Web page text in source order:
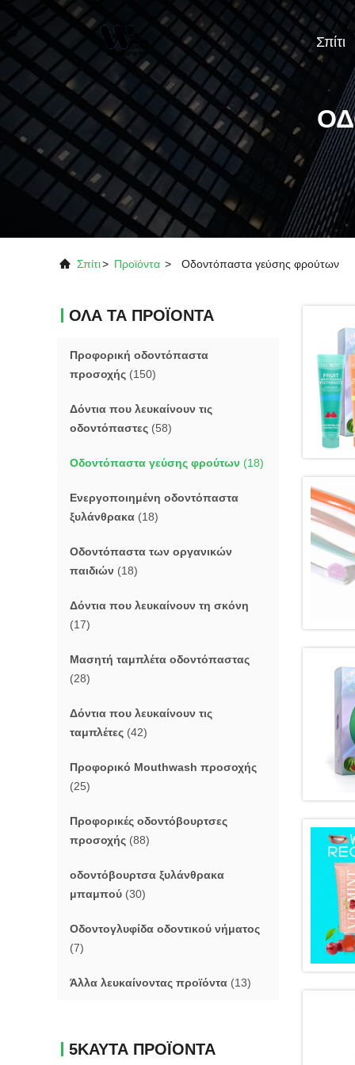
Σπίτι
Σπίτι> Προϊόντα > Οδοντόπαστα γεύσης φρούτων
ΌΛΑ ΤΑ ΠΡΟΪΌΝΤΑ
Προφορική οδοντόπαστα
προσοχής (150)
Δόντια που λευκαίνουν τις
οδοντόπαστες (58)
Οδοντόπαστα γεύσης φρούτων (18)
Ενεργοποιημένη οδοντόπαστα
ξυλάνθρακα (18)
Οδοντόπαστα των οργανικών
παιδιών (18)
Δόντια που λευκαίνουν τη σκόνη
(17)
Μασητή ταμπλέτα οδοντόπαστας
(28)
Δόντια που λευκαίνουν τις
ταμπλέτες (42)
Προφορικό Mouthwash προσοχής
(25)
Προφορικές οδοντόβουρτσες
προσοχής (88)
οδοντόβουρτσα ξυλάνθρακα
μπαμπού (30)
Οδοντογλυφίδα οδοντικού νήματος
(7)
Άλλα λευκαίνοντας προϊόντα (13)
5ΚΑΥΤΑ ΠΡΟΪΟΝΤΑ